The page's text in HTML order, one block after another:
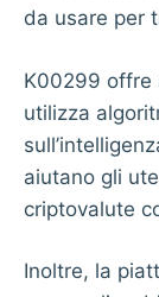
da usare per
K00299 offre
utilizza
aiutano gli
criptovalute
Inoltre, la